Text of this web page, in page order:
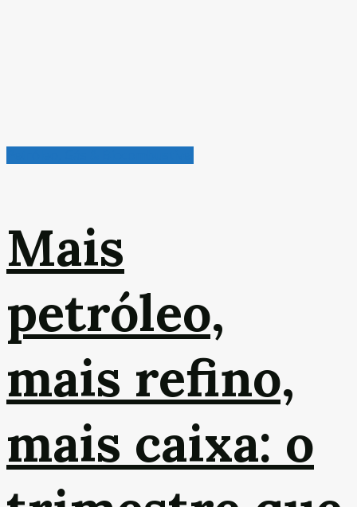
Mais
petróleo,
mais refino,
mais caixa: o